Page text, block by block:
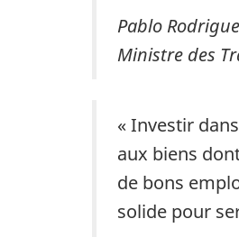
Pablo
Ministre des
« Investir
aux biens
de bons
solide pour